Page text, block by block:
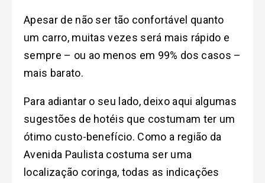
Apesar de não ser tão confortável quanto
um carro, muitas vezes será mais rápido e
sempre – ou ao menos em 99% dos casos –
mais barato.
Para adiantar o seu lado, deixo aqui algumas
sugestões de hotéis que costumam ter um
ótimo custo-benefício. Como a região da
Avenida Paulista costuma ser uma
localização coringa, todas as indicações